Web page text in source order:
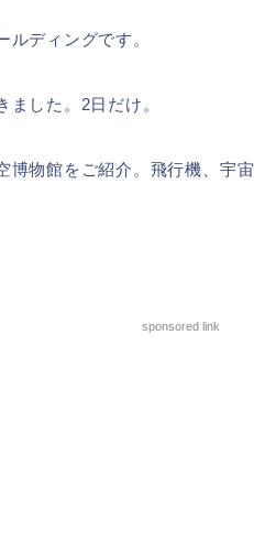
ルディングです。
ました。2日だけ。
博物館をご紹介。飛行機、宇
sponsored link